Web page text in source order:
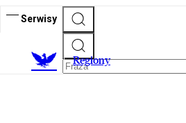
Serwisy
Regiony